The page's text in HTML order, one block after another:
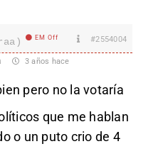
EM Off #2554004
3 años hace
pero no la votaría
que me hablan
o un puto crio de 4